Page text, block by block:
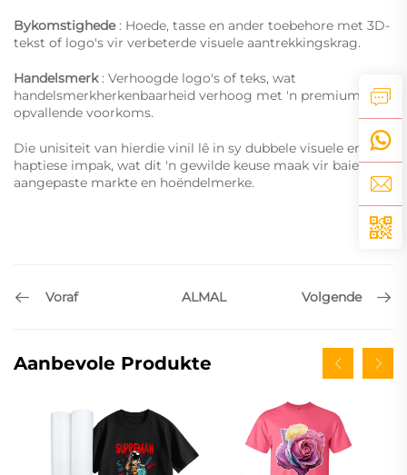
Bykomstighede : Hoede, tasse en ander toebehore met 3D-
tekst of logo's vir verbeterde visuele aantrekkingskrag.
Handelsmerk : Verhoogde logo's of teks, wat
handelsmerkherkenbaarheid verhoog met 'n premium,
opvallende voorkoms.
Die unisiteit van hierdie vinil lê in sy dubbele visuele en
haptiese impak, wat dit 'n gewilde keuse maak vir baie
aangepaste markte en hoëndelmerke.
Voraf ALMAL Volgende
Aanbevole Produkte